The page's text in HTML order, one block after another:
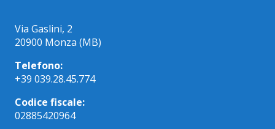
Via Gaslini, 2
20900 Monza (MB)
Telefono:
+39 039.28.45.774
Codice fiscale:
02885420964